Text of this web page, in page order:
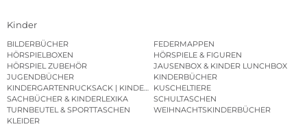
Kinder
BILDERBÜCHER
FEDERMAPPEN
HÖRSPIELBOXEN
HÖRSPIELE & FIGUREN
HÖRSPIEL ZUBEHÖR
JAUSENBOX & KINDER LUNCHBOX
JUGENDBÜCHER
KINDERBÜCHER
KINDERGARTENRUCKSACK | KINDERGARTENBEUTEL
KUSCHELTIERE
SACHBÜCHER & KINDERLEXIKA
SCHULTASCHEN
TURNBEUTEL & SPORTTASCHEN
WEIHNACHTSKINDERBÜCHER
KLEIDER